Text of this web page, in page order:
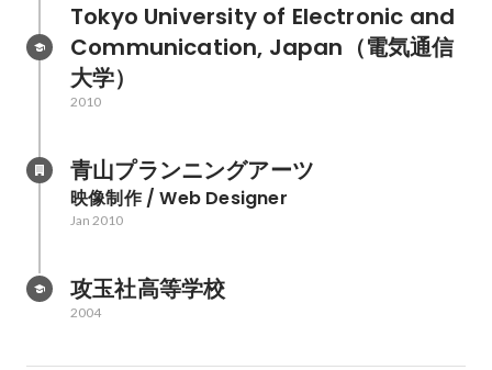
Tokyo University of Electronic and
Communication, Japan（電気通信
大学）
2010
青山プランニングアーツ
映像制作 / Web Designer
Jan 2010
攻玉社高等学校
2004